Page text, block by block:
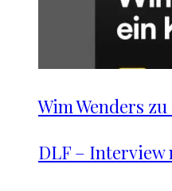
Wim Wenders
DLF –